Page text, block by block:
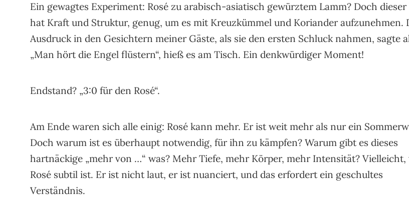
Ein gewagtes Experiment: Rosé zu arabisch-asiatisch gewürztem Lamm? Doch dieser
hat Kraft und Struktur, genug, um es mit Kreuzkümmel und Koriander aufzunehmen.
Ausdruck in den Gesichtern meiner Gäste, als sie den ersten Schluck nahmen, sagte
„Man hört die Engel flüstern“, hieß es am Tisch. Ein denkwürdiger Moment!
Endstand? „3:0 für den Rosé“.
Am Ende waren sich alle einig: Rosé kann mehr. Er ist weit mehr als nur ein
Doch warum ist es überhaupt notwendig, für ihn zu kämpfen? Warum gibt es dieses
hartnäckige „mehr von …“ was? Mehr Tiefe, mehr Körper, mehr Intensität? Vielleicht,
Rosé subtil ist. Er ist nicht laut, er ist nuanciert, und das erfordert ein geschultes
Verständnis.